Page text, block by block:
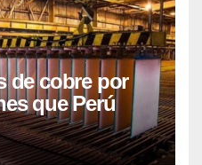
de cobre por
que Perú